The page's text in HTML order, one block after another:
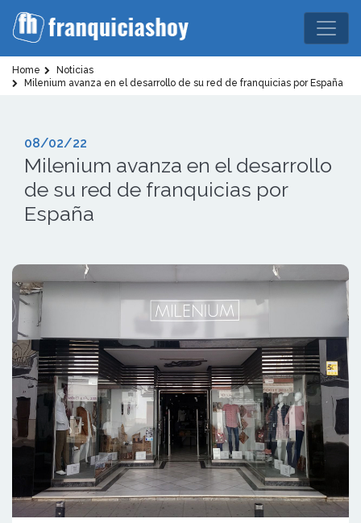
Home
Noticias
Milenium avanza en el desarrollo de su red de franquicias por España
08/02/22
Milenium avanza en el desarrollo
de su red de franquicias por
España